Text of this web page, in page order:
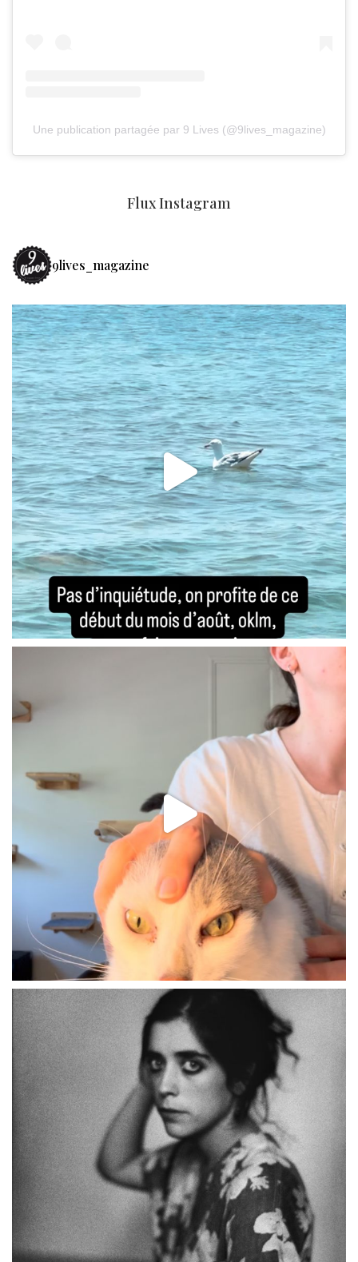
Une publication partagée par 9 Lives (@9lives_magazine)
Flux Instagram
9lives_magazine